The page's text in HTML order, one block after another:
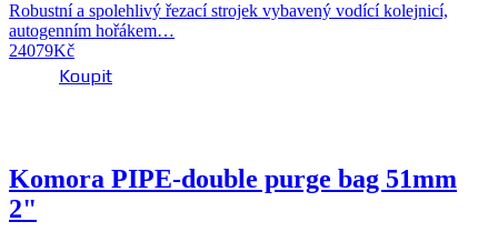
Robustní a spolehlivý řezací strojek vybavený vodící kolejnicí,
autogenním hořákem…
24079Kč
Koupit
Komora PIPE-double purge bag 51mm
2"